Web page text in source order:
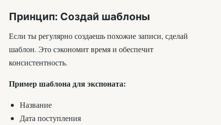
Принцип: Создай шаблоны
Если ты регулярно создаешь похожие записи, сделай
шаблон. Это сэкономит время и обеспечит
консистентность.
Пример шаблона для экспоната:
Название
Дата поступления